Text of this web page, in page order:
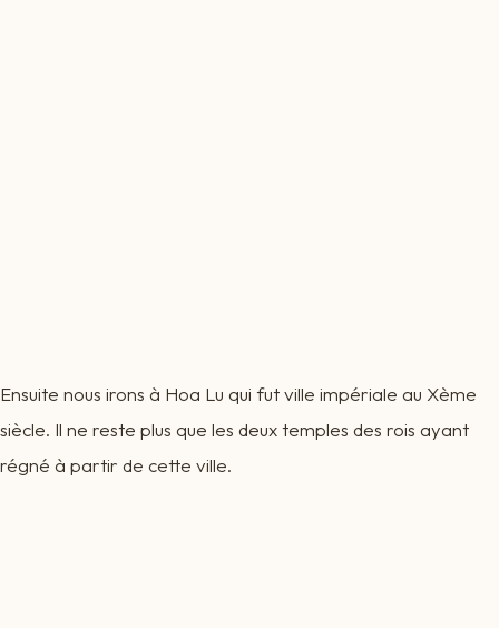
Ensuite nous irons à Hoa Lu qui fut ville impériale au Xème
siècle. Il ne reste plus que les deux temples des rois ayant
régné à partir de cette ville.